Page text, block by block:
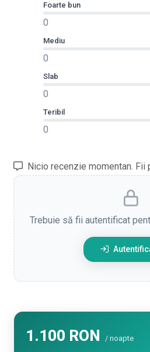
Foarte bun
0
Mediu
0
Slab
0
Teribil
0
Nicio recenzie momentan. Fii
Trebuie să fii autentificat
1.100 RON / noapte